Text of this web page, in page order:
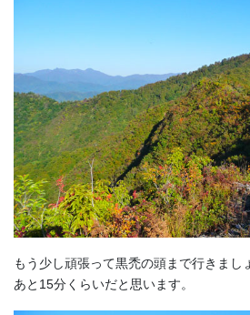
もう少し頑張って黒禿の頭まで行きまし
あと15分くらいだと思います。